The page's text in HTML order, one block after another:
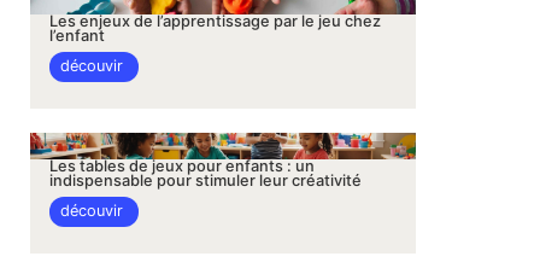
Les enjeux de l’apprentissage par le jeu chez
l’enfant
découvir
Les tables de jeux pour enfants : un
indispensable pour stimuler leur créativité
découvir